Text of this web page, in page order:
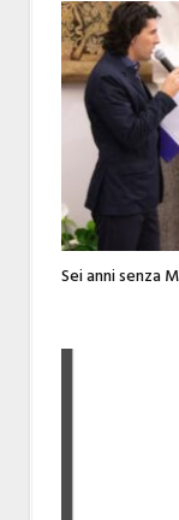
Sei anni senza